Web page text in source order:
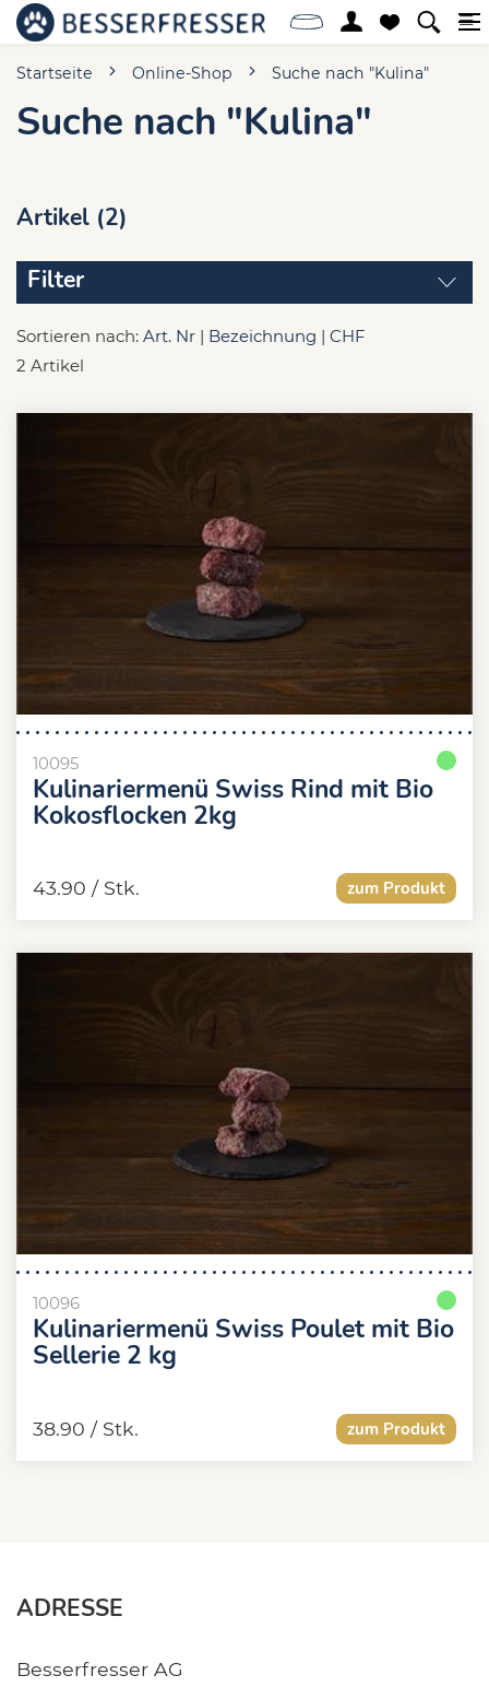
Startseite Online-Shop Suche nach "Kulina"
Suche nach "Kulina"
Artikel (2)
Filter
Sortieren nach: Art. Nr | Bezeichnung | CHF
2 Artikel
10095
Kulinariermenü Swiss Rind mit Bio
Kokosflocken 2kg
zum Produkt
43.90 / Stk.
10096
Kulinariermenü Swiss Poulet mit Bio
Sellerie 2 kg
zum Produkt
38.90 / Stk.
ADRESSE
Besserfresser AG